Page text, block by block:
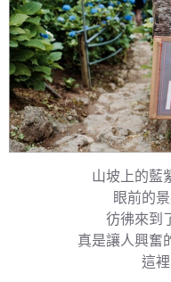
山坡上的藍
眼前的
彷彿來到
真是讓人興奮
這